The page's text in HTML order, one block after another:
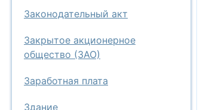
Законодательный акт
Закрытое акционерное
общество (ЗАО)
Заработная плата
Здание